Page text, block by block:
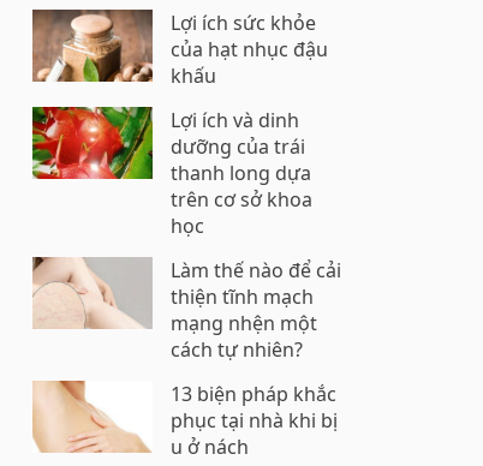
Lợi ích sức khỏe
của hạt nhục đậu
khấu
Lợi ích và dinh
dưỡng của trái
thanh long dựa
trên cơ sở khoa
học
Làm thế nào để cải
thiện tĩnh mạch
mạng nhện một
cách tự nhiên?
13 biện pháp khắc
phục tại nhà khi bị
u ở nách